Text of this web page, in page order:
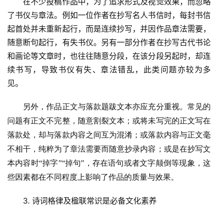
了书仪与章法。例如一位作者在抄写名人书信时，每封书信
起首处并未重新起行，而是连续抄写，并因作品章法需要，
随意断句起行，有失书仪。另有一部分作者在抄写古代书论
和画论等文章时，也往往随意分段，在该分段另起时，却连
续书写，导致书仪有失、章法错乱，此类问题亦较为多
见。
另外，作品正文与落款题跋文本亦应充分重视。常见的
问题有正文不完整，随意割裂文本；或将未写完的正文写在
落款处，却与落款内容之间互为混淆；或落款内容与正文毫
不相干，纯粹为了章法需要而随意抄录内容；或是在抄写文
本内容时“掉字”“掉句”，存在语句或者文字颠倒等现象，这
些因素都在不同程度上影响了作品的质量与效果。
3. 诗词格律及楹联常识是必备文化素养